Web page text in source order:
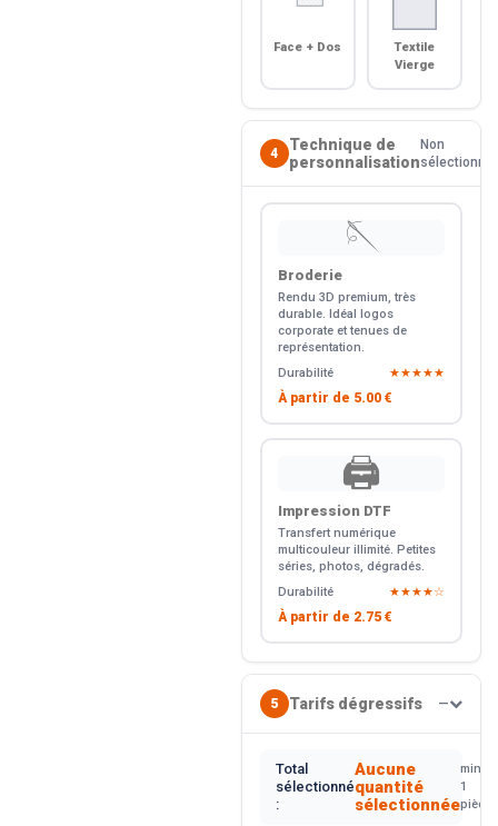
Face + Dos
Textile
Vierge
4
Technique de
personnalisation
Non
sélectionné
🪡
Broderie
Rendu 3D premium, très
durable. Idéal logos
corporate et tenues de
représentation.
Durabilité
★★★★★
À partir de 5.00 €
🖨️
Impression DTF
Transfert numérique
multicouleur illimité. Petites
séries, photos, dégradés.
Durabilité
★★★★☆
À partir de 2.75 €
5 Tarifs dégressifs —
Total
sélectionné
:
Aucune
quantité
sélectionnée
min.
1
pièce